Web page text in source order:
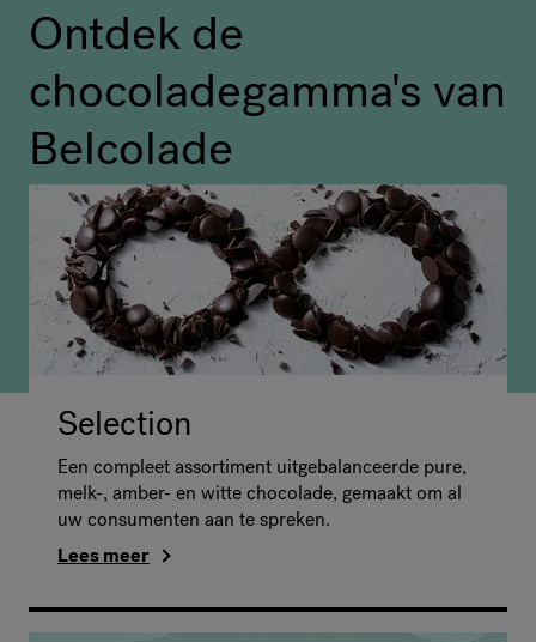
Ontdek de
chocoladegamma's van
Belcolade
Selection
Een compleet assortiment uitgebalanceerde pure,
melk-, amber- en witte chocolade, gemaakt om al
uw consumenten aan te spreken.
Lees meer